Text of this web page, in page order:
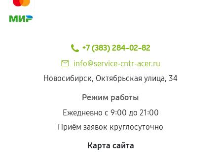
+7 (383) 284-02-82
info@service-cntr-acer.ru
Новосибирск, Октябрьская улица, 34
Режим работы
Ежедневно с 9:00 до 21:00
Приём заявок круглосуточно
Карта сайта